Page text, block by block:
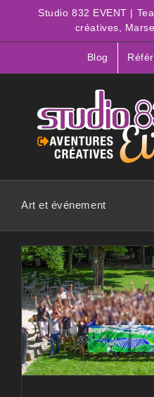
Passer
contenu
Studio 832 EVENT |
créatives,
Blog
Art et événement